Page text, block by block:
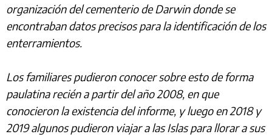
organización del cementerio de Darwin donde se
encontraban datos precisos para la identificación de los
enterramientos.
Los familiares pudieron conocer sobre esto de forma
paulatina recién a partir del año 2008, en que
conocieron la existencia del informe, y luego en 2018 y
2019 algunos pudieron viajar a las Islas para llorar a sus